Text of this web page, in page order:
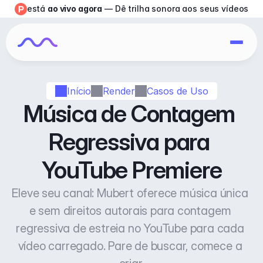
Início Render Casos de Uso
Música de Contagem
Regressiva para
YouTube Premiere
Eleve seu canal: Mubert oferece música única
e sem direitos autorais para contagem
regressiva de estreia no YouTube para cada
vídeo carregado. Pare de buscar, comece a
está ao vivo agora — Dê trilha sonora aos seus vídeos